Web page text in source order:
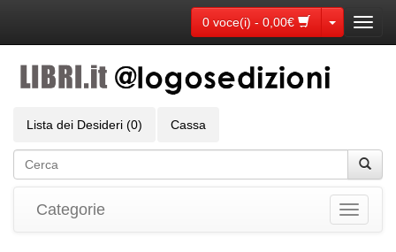
0 voce(i) - 0,00€ Toggle
Lista dei Desideri (0) Cassa
Toggle
Categorie